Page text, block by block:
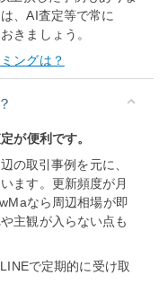
、AI査定等で常に
きましょう。
ングは？
が便利です。
の取引事例を元に、
ます。更新頻度が月
なら周辺相場が即
主観が入らない点も
で定期的に受け取